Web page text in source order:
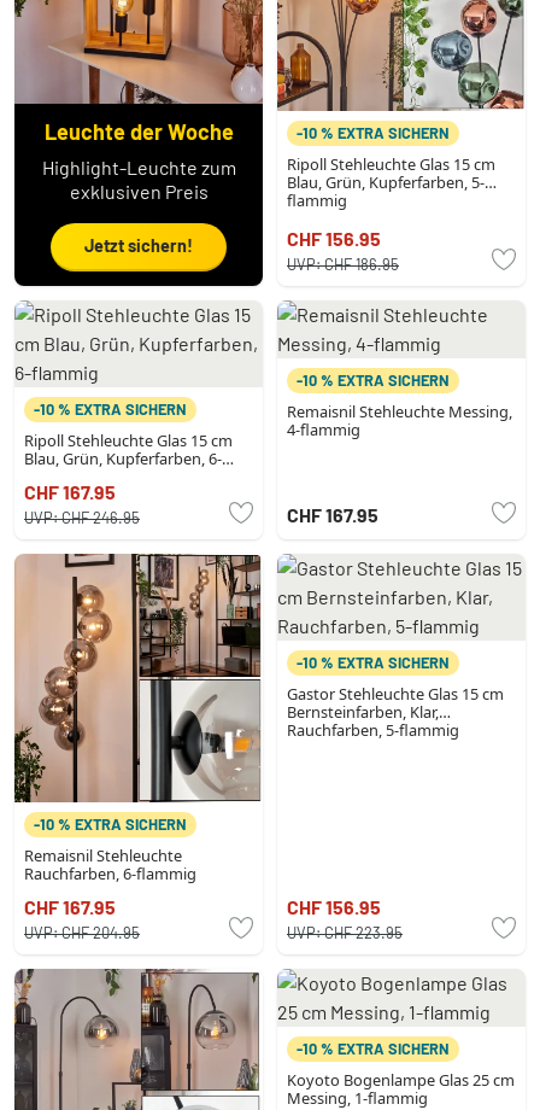
Leuchte der Woche
Highlight-Leuchte zum
exklusiven Preis
Jetzt sichern!
-10 % EXTRA SICHERN
Ripoll Stehleuchte Glas 15 cm
Blau, Grün, Kupferfarben, 5-
flammig
CHF 156.95
UVP:CHF 186.95
-10 % EXTRA SICHERN
Ripoll Stehleuchte Glas 15 cm
Blau, Grün, Kupferfarben, 6-
CHF 167.95
UVP:CHF 246.95
-10 % EXTRA SICHERN
Remaisnil Stehleuchte Messing,
4-flammig
CHF 167.95
-10 % EXTRA SICHERN
Remaisnil Stehleuchte
Rauchfarben, 6-flammig
CHF 167.95
UVP:CHF 204.95
-10 % EXTRA SICHERN
Gastor Stehleuchte Glas 15 cm
Bernsteinfarben, Klar,
Rauchfarben, 5-flammig
CHF 156.95
UVP:CHF 223.95
-10 % EXTRA SICHERN
Koyoto Bogenlampe Glas 25 cm
Messing, 1-flammig